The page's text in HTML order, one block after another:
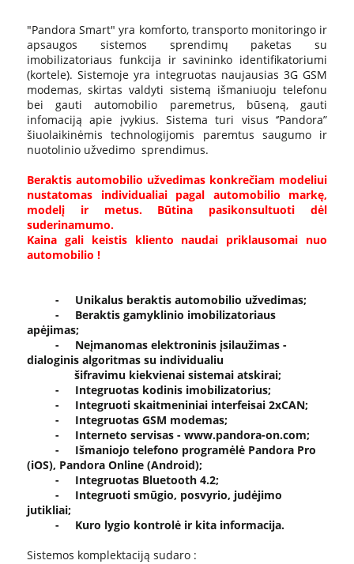
"Pandora Smart" yra komforto, transporto monitoringo ir
apsaugos sistemos sprendimų paketas su
imobilizatoriaus funkcija ir savininko identifikatoriumi
(kortele). Sistemoje yra integruotas naujausias 3G GSM
modemas, skirtas valdyti sistemą išmaniuoju telefonu
bei gauti automobilio paremetrus, būseną, gauti
infomaciją apie įvykius. Sistema turi visus ‘’Pandora”
šiuolaikinėmis technologijomis paremtus saugumo ir
nuotolinio užvedimo sprendimus.
Beraktis automobilio užvedimas konkrečiam modeliui
nustatomas individualiai pagal automobilio markę,
modelį ir metus. Būtina pasikonsultuoti dėl
suderinamumo.
Kaina gali keistis kliento naudai priklausomai nuo
automobilio !
- Unikalus beraktis automobilio užvedimas;
- Beraktis gamyklinio imobilizatoriaus
apėjimas;
- Neįmanomas elektroninis įsilaužimas -
dialoginis algoritmas su individualiu
šifravimu kiekvienai sistemai atskirai;
- Integruotas kodinis imobilizatorius;
- Integruoti skaitmeniniai interfeisai 2xCAN;
- Integruotas GSM modemas;
- Interneto servisas - www.pandora-on.com;
- Išmaniojo telefono programėlė Pandora Pro
(iOS), Pandora Online (Android);
- Integruotas Bluetooth 4.2;
- Integruoti smūgio, posvyrio, judėjimo
jutikliai;
- Kuro lygio kontrolė ir kita informacija.
Sistemos komplektaciją sudaro :